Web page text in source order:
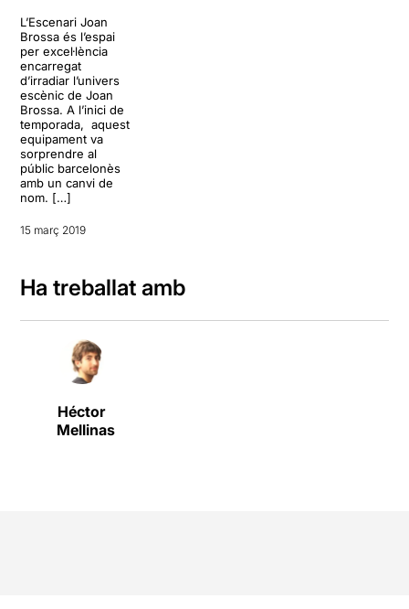
L’Escenari Joan
Brossa és l’espai
per excel·lència
encarregat
d’irradiar l’univers
escènic de Joan
Brossa. A l’inici de
temporada, aquest
equipament va
sorprendre al
públic barcelonès
amb un canvi de
nom. […]
15 març 2019
Ha treballat amb
Héctor
Mellinas